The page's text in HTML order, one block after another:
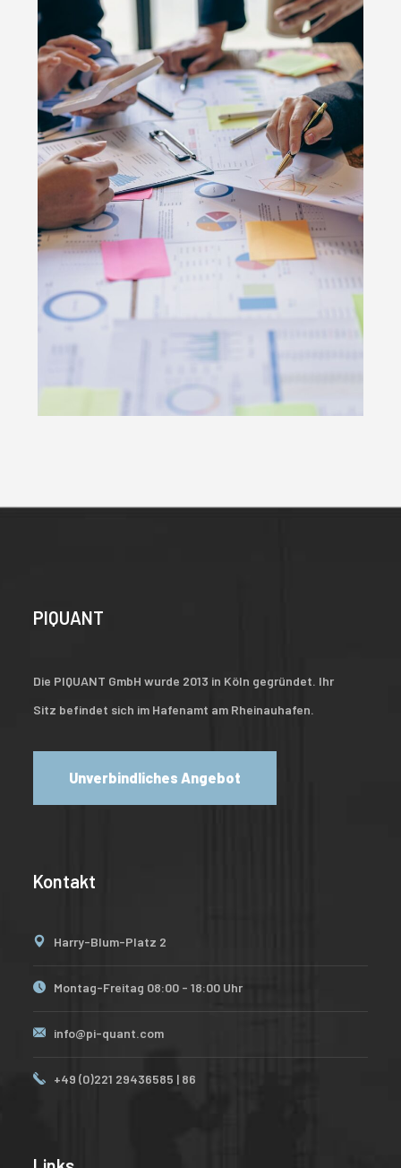
PIQUANT
Die PIQUANT GmbH wurde 2013 in Köln gegründet. Ihr
Sitz befindet sich im Hafenamt am Rheinauhafen.
Unverbindliches Angebot
Kontakt
Harry-Blum-Platz 2
Montag-Freitag 08:00 - 18:00 Uhr
info@pi-quant.com
+49 (0)221 29436585 | 86